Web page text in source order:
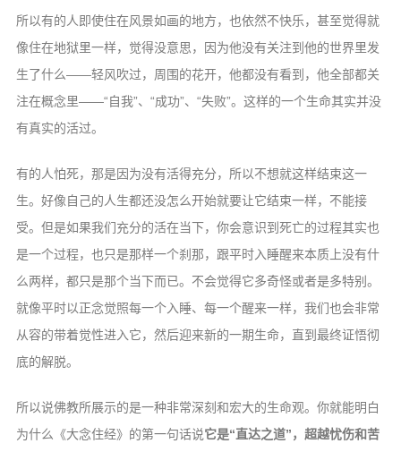
所以有的人即使住在风景如画的地方，也依然不快乐，甚至觉得就
像住在地狱里一样，觉得没意思，因为他没有关注到他的世界里发
生了什么——轻风吹过，周围的花开，他都没有看到，他全部都关
注在概念里——“自我”、“成功”、“失败”。这样的一个生命其实并没
有真实的活过。
有的人怕死，那是因为没有活得充分，所以不想就这样结束这一
生。好像自己的人生都还没怎么开始就要让它结束一样，不能接
受。但是如果我们充分的活在当下，你会意识到死亡的过程其实也
是一个过程，也只是那样一个刹那，跟平时入睡醒来本质上没有什
么两样，都只是那个当下而已。不会觉得它多奇怪或者是多特别。
就像平时以正念觉照每一个入睡、每一个醒来一样，我们也会非常
从容的带着觉性进入它，然后迎来新的一期生命，直到最终证悟彻
底的解脱。
所以说佛教所展示的是一种非常深刻和宏大的生命观。你就能明白
为什么《大念住经》的第一句话说它是“直达之道”，超越忧伤和苦